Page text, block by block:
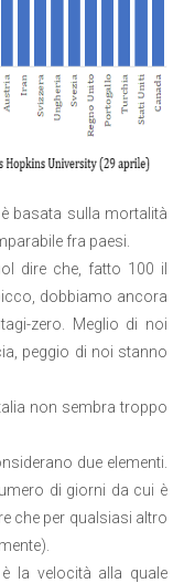
basata sulla mortalità
fra paesi.
dire che, fatto 100 il
dobbiamo ancora
zero. Meglio di noi
peggio di noi stanno
non sembra troppo
due elementi.
di giorni da cui è
che per qualsiasi altro
la velocità alla quale